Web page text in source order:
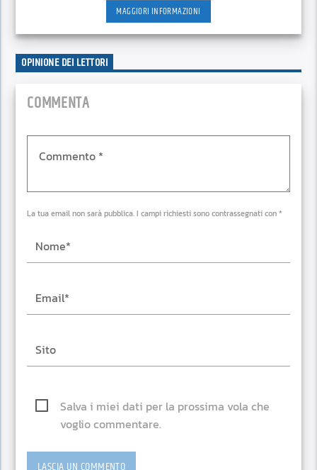
MAGGIORI INFORMAZIONI
OPINIONE DEI LETTORI
COMMENTA
La tua email non sarà pubblica. I campi richiesti sono contrassegnati con *
Salva i miei dati per la prossima vola che
voglio commentare.